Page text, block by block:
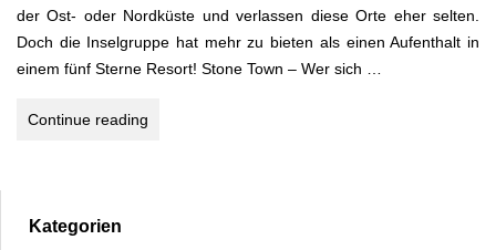
der Ost- oder Nordküste und verlassen diese Orte eher selten.
Doch die Inselgruppe hat mehr zu bieten als einen Aufenthalt in
einem fünf Sterne Resort! Stone Town – Wer sich …
Continue reading
Kategorien